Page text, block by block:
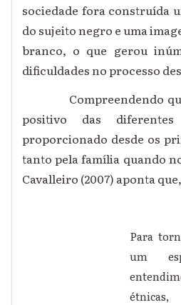
sociedade fora construída
do sujeito negro e uma
branco, o que gerou
dificuldades no processo
Compreendendo que
positivo das
proporcionado desde os
tanto pela família quando
Cavalleiro (2007) aponta que,
Para
um